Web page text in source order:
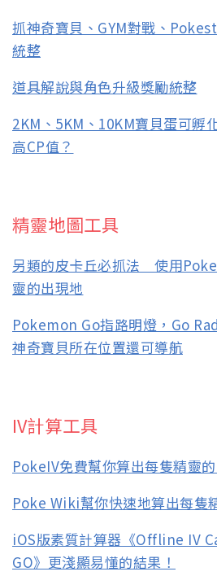
抓神奇寶貝、GYM對戰、
統整
道具解說與角色升級獎勵統整
2KM、5KM、10KM寶貝蛋可孵
高CP值？
精靈地圖工具
另類的皮卡丘必抓法 使用
靈的出現地
Pokemon Go指路明燈，Go
神奇寶貝所在位置還可導航
IV計算工具
PokeIV免費幫你算出每隻精靈
Poke Wiki幫你快速地算出每隻
iOS版素質計算器《Offline IV
GO》更淺顯易懂的結果！